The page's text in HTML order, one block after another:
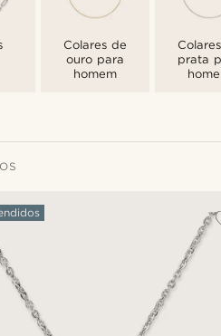
Colares de
ouro para
homem
prata